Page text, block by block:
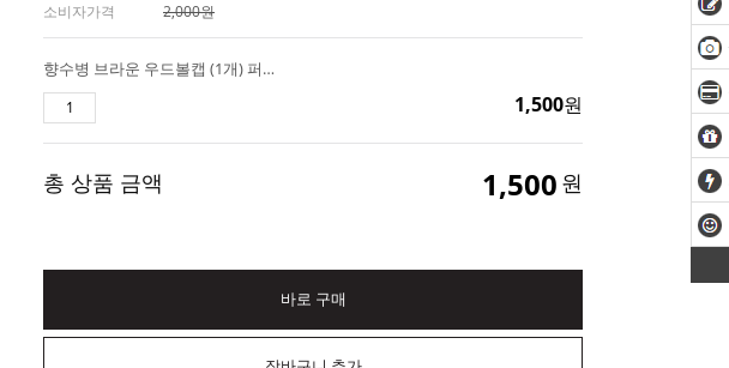
소비자가격 2,000원
향수병 브라운 우드볼캡 (1개) 퍼퓸 뚜껑
1,500원
총 상품 금액 1,500 원
바로 구매